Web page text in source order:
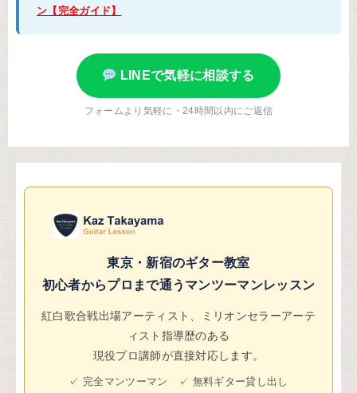
ン【完全ガイド】
LINEで気軽に相談する
フォームより気軽に・24時間以内にご返信
東京・新宿のギター教室
初心者からプロまで通うマンツーマンレッスン
紅白歌合戦出場アーティスト、ミリオンセラーアーテ
ィスト指導歴のある
現役プロ講師が直接対応します。
✓ 完全マンツーマン ✓ 無料ギター貸し出し